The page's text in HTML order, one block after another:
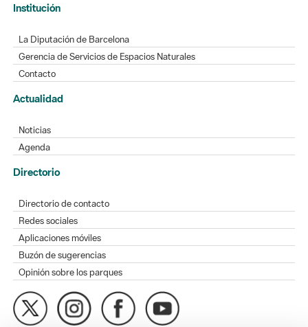
Institución
La Diputación de Barcelona
Gerencia de Servicios de Espacios Naturales
Contacto
Actualidad
Noticias
Agenda
Directorio
Directorio de contacto
Redes sociales
Aplicaciones móviles
Buzón de sugerencias
Opinión sobre los parques